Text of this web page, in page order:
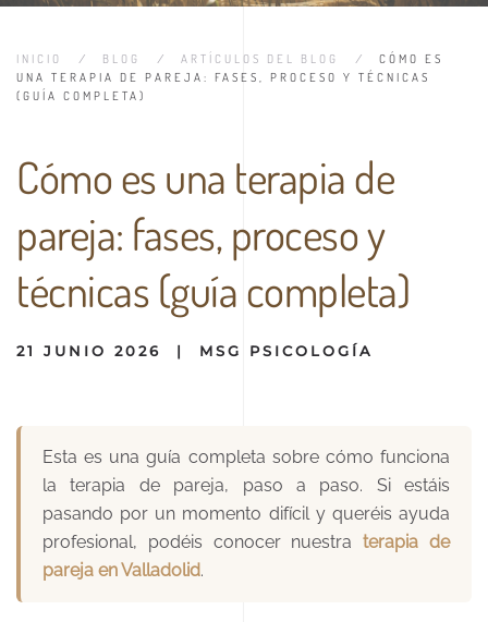
INICIO BLOG ARTÍCULOS DEL BLOG
CÓMO ES
UNA TERAPIA DE PAREJA: FASES, PROCESO Y TÉCNICAS
(GUÍA COMPLETA)
Cómo es una terapia de
pareja: fases, proceso y
técnicas (guía completa)
21 JUNIO 2026 | MSG PSICOLOGÍA
Esta es una guía completa sobre cómo funciona
la terapia de pareja, paso a paso. Si estáis
pasando por un momento difícil y queréis ayuda
profesional, podéis conocer nuestraterapia de
pareja en Valladolid.